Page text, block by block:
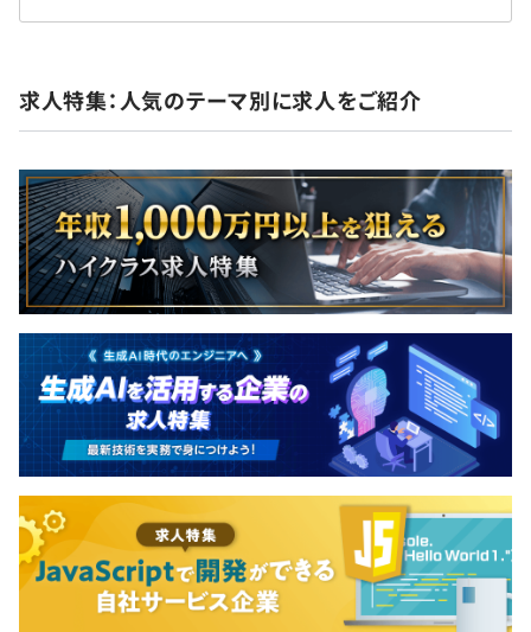
求人特集：人気のテーマ別に求人をご紹介